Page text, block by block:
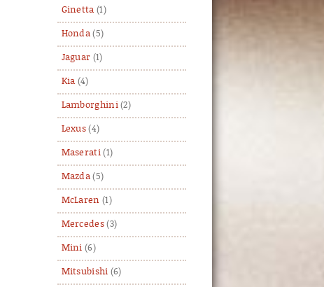
Ginetta (1)
Honda (5)
Jaguar (1)
Kia (4)
Lamborghini(2)
Lexus (4)
Maserati(1)
Mazda (5)
McLaren (1)
Mercedes(3)
Mini (6)
Mitsubishi (6)